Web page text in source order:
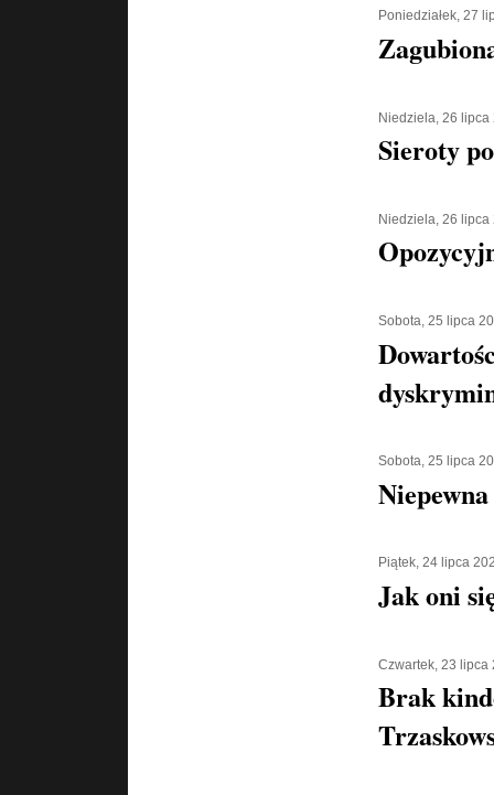
Poniedziałek, 27
Niedziela, 26 lipca
Sieroty
Niedziela, 26 lipca
Sobota, 25 lipca
Sobota, 25 lipca
Piątek, 24 lipca
Jak oni
Czwartek, 23 lipca
Brak